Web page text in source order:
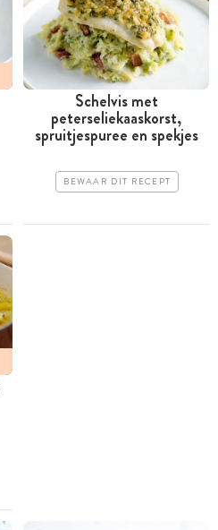
Schelvis met
peterseliekaaskorst,
spruitjespuree en spekjes
BEWAAR DIT RECEPT